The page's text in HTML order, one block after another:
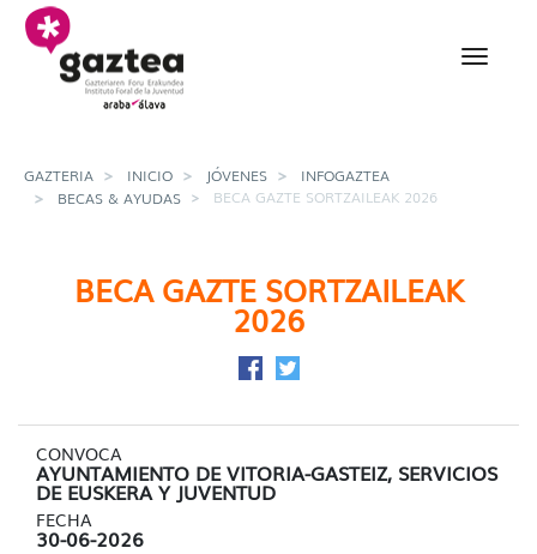
Saltar al contenido principal
Beca Gazte
GAZTERIA INICIO JÓVENES
INFOGAZTEA
BECAS & AYUDAS
BECA GAZTE SORTZAILEAK 2026
BECA GAZTE SORTZAILEAK
2026
Compartir en Facebook
Compartir en Twitter
CONVOCA
AYUNTAMIENTO DE VITORIA-GASTEIZ, SERVICIOS
DE EUSKERA Y JUVENTUD
FECHA
30-06-2026